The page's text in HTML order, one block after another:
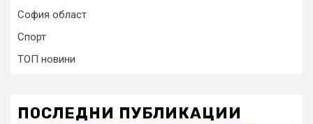
София област
Спорт
ТОП новини
ПОСЛЕДНИ ПУБЛИКАЦИИ